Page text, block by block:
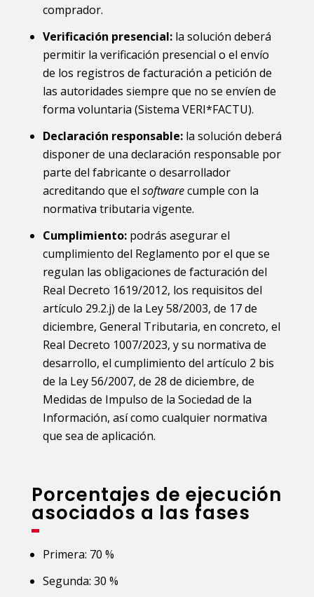
comprador.
Verificación presencial:la solución deberá
permitir la verificación presencial o el envío
de los registros de facturación a petición de
las autoridades siempre que no se envíen de
forma voluntaria (Sistema VERI*FACTU).
Declaración responsable:la solución deberá
disponer de una declaración responsable por
parte del fabricante o desarrollador
acreditando que el softwarecumple con la
normativa tributaria vigente.
Cumplimiento: podrás asegurar el
cumplimiento del Reglamento por el que se
regulan las obligaciones de facturación del
Real Decreto 1619/2012, los requisitos del
artículo 29.2.j) de la Ley 58/2003, de 17 de
diciembre, General Tributaria, en concreto, el
Real Decreto 1007/2023, y su normativa de
desarrollo, el cumplimiento del artículo 2 bis
de la Ley 56/2007, de 28 de diciembre, de
Medidas de Impulso de la Sociedad de la
Información, así como cualquier normativa
que sea de aplicación.
Porcentajes de ejecución
asociados a las fases
Primera: 70 %
Segunda: 30 %